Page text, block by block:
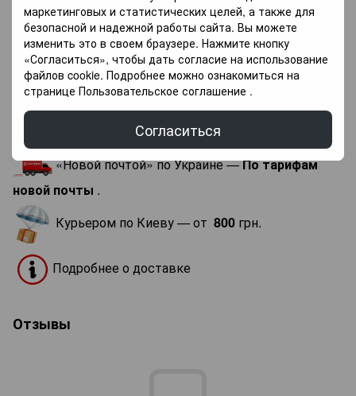
маркетинговых и статистических целей, а также для
безопасной и надежной работы сайта. Вы можете
изменить это в своем браузере. Нажмите кнопку
«Согласиться», чтобы дать согласие на использование
файлов cookie. Подробнее можно ознакомиться на
странице Пользовательское соглашение .
Согласиться
Единица продаж
1 упаковка
Тип соединения
Для приклеивания
Планок в
упаковке, шт.
22 планок
Доставка Оплата Гарантия
«Новой почтой» по Украине —По тарифам
новой почты .
Курьером по Киеву — от 800 грн.
Подробнее о доставке
Отзывы